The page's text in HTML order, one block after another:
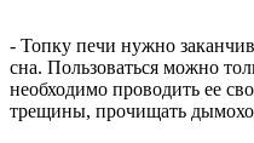
- Топку печи нужно
сна. Пользоваться можно
необходимо проводить ее
трещины, прочищать